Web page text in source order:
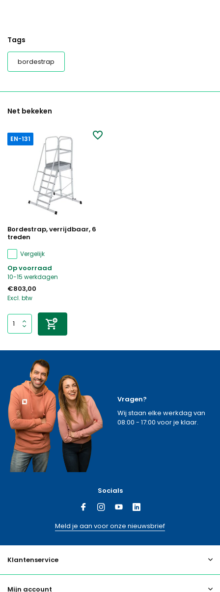
Tags
bordestrap
Net bekeken
EN-131
Bordestrap, verrijdbaar, 6
treden
Vergelijk
Op voorraad
10-15 werkdagen
€803,00
Excl. btw
Vragen?
Wij staan elke werkdag van
08:00 - 17:00 voor je klaar.
Socials
Meld je aan voor onze nieuwsbrief
Klantenservice
Mijn account